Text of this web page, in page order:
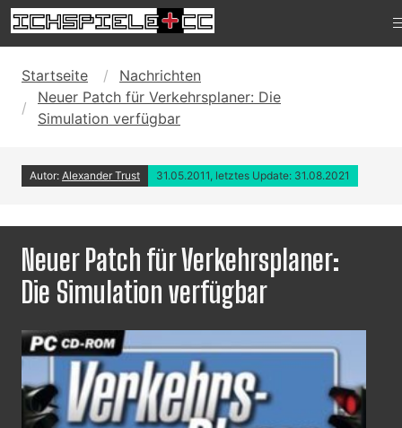
Startseite
Nachrichten
Neuer Patch für Verkehrsplaner: Die
Simulation verfügbar
Autor: Alexander Trust 31.05.2011, letztes Update: 31.08.2021
Neuer Patch für Verkehrsplaner:
Die Simulation verfügbar